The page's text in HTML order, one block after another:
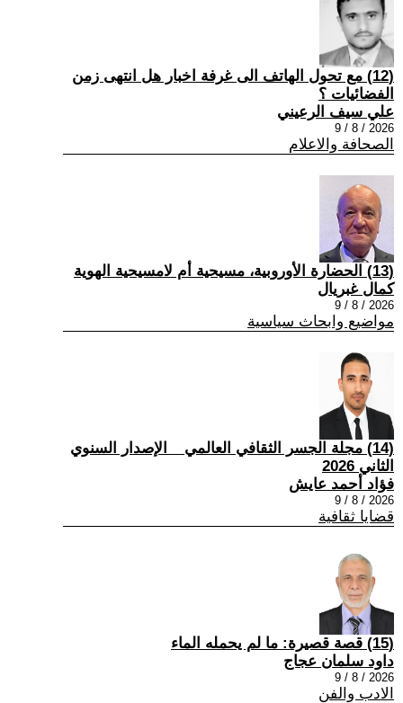
(12) مع تحول الهاتف الى غرفة اخبار هل انتهى زمن
الفضائيات ؟
علي سيف الرعيني
2026 / 8 / 9
الصحافة والاعلام
(13) الحضارة الأوروبية، مسيحية أم لامسيحية الهوية
كمال غبريال
2026 / 8 / 9
مواضيع وابحاث سياسية
(14) مجلة الجسر الثقافي العالمي _ الإصدار السنوي
الثاني 2026
فؤاد أحمد عايش
2026 / 8 / 9
قضايا ثقافية
(15) قصة قصيرة: ما لم يحمله الماء
داود سلمان عجاج
2026 / 8 / 9
الادب والفن